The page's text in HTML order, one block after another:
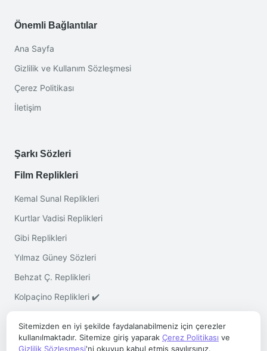
Önemli Bağlantılar
Ana Sayfa
Gizlilik ve Kullanım Sözleşmesi
Çerez Politikası
İletişim
Şarkı Sözleri
Film Replikleri
Kemal Sunal Replikleri
Kurtlar Vadisi Replikleri
Gibi Replikleri
Yılmaz Güney Sözleri
Behzat Ç. Replikleri
Kolpaçino Replikleri ✔️
Sitemizden en iyi şekilde faydalanabilmeniz için çerezler
kullanılmaktadır. Sitemize giriş yaparak Çerez Politikası ve
Gizlilik Sözleşmesi'ni okuyup kabul etmiş sayılırsınız.